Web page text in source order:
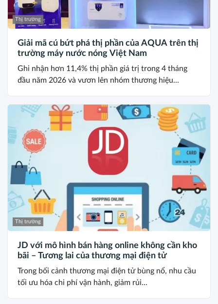
Thị trường
Giải mã cú bứt phá thị phần của AQUA trên thị
trường máy nước nóng Việt Nam
Ghi nhận hơn 11,4% thị phần giá trị trong 4 tháng
đầu năm 2026 và vươn lên nhóm thương hiệu...
Thị trường
JD với mô hình bán hàng online không cần kho
bãi – Tương lai của thương mại điện tử
Trong bối cảnh thương mại điện tử bùng nổ, nhu cầu
tối ưu hóa chi phí vận hành, giảm rủi...